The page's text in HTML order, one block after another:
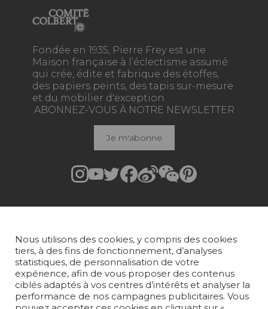
Fondée en 1935, Pierre Frey est une
Maison française à l’éclectisme assumé
qui crée, édite et fabrique des étoffes,
des papiers peints, des tapis sur-mesure
et du mobilier d'exception.
TISSUS
PAPIERS PEINTS
TAPIS ET MOQUETTES
ABONNEZ-VOUS À NOTRE NEWSLETTER
Je m'abonne
Nous utilisons des cookies, y compris des cookies
tiers, à des fins de fonctionnement, d’analyses
statistiques, de personnalisation de votre
expérience, afin de vous proposer des contenus
ciblés adaptés à vos centres d’intérêts et analyser la
performance de nos campagnes publicitaires. Vous